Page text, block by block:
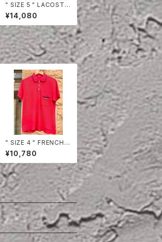
" SIZE 5 " LACOSTE
POLO SHIRT YELLO
W
¥14,080
" SIZE 4 " FRENCH L
ACOSTE POLO SHI
RT HALF SLEEVE
¥10,780